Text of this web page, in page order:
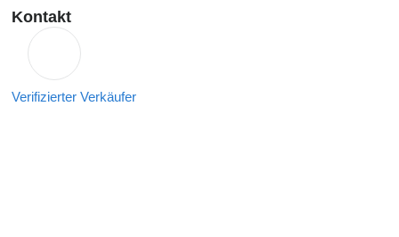
relationships with partners and representatives abroad, which
allows us to efficently organise export and import for trucks,
Kontakt
Verifizierter Verkäufer